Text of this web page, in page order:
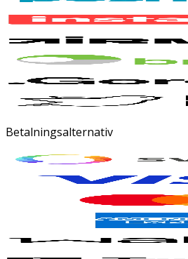
Betalningsalternativ